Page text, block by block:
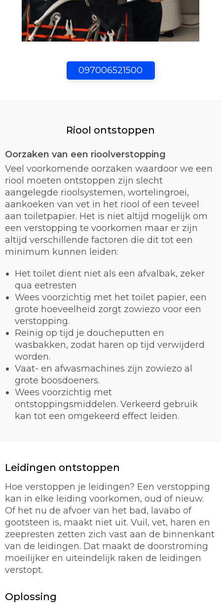
097006521500
Riool ontstoppen
Oorzaken van een rioolverstopping
Veel voorkomende oorzaken waardoor we een
riool moeten ontstoppen zijn slecht
aangelegde rioolsystemen, wortelingroei,
aankoeken van vet in het riool of een teveel
aan toiletpapier. Het is niet altijd mogelijk om
een verstopping te voorkomen maar er zijn
altijd verschillende factoren die dit tot een
minimum kunnen leiden:
Het toilet dient niet als een afvalbak, zeker
qua eetresten
Wees voorzichtig met het toilet papier, een
grote hoeveelheid zorgt zowiezo voor een
verstopping.
Reinig op tijd je doucheputten en
wasbakken, zodat haren op tijd verwijderd
worden.
Vaat- en afwasmachines zijn zowiezo al
grote boosdoeners.
Wees voorzichtig met
ontstoppingsmiddelen. Verkeerd gebruik
kan tot een omgekeerd effect leiden.
Leidingen ontstoppen
Hoe verstoppen je leidingen? Een verstopping
kan in elke leiding voorkomen, oud of nieuw.
Of het nu de afvoer van het bad, lavabo of
gootsteen is, maakt niet uit. Vuil, vet, haren en
zeepresten zetten zich vast aan de binnenkant
van de leidingen. Dat maakt de doorstroming
moeilijker en uiteindelijk raken de leidingen
verstopt.
Oplossing